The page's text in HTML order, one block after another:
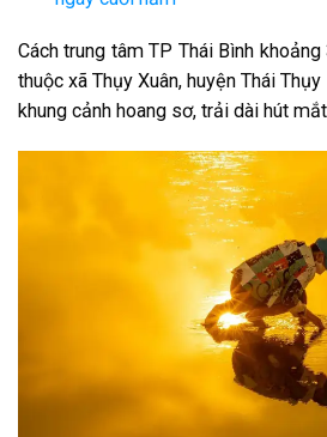
Cách trung tâm TP Thái Bình khoảng
thuộc xã Thụy Xuân, huyện Thái
khung cảnh hoang sơ, trải dài hút